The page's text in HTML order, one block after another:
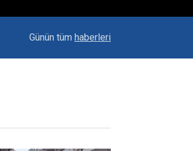
Esnafa Yüzde 7,5’e Varan Akaryakıt İndirimi
Günün tüm haberleri